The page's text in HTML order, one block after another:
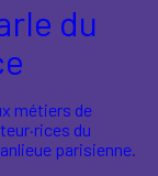
du
métiers de
du
parisienne.